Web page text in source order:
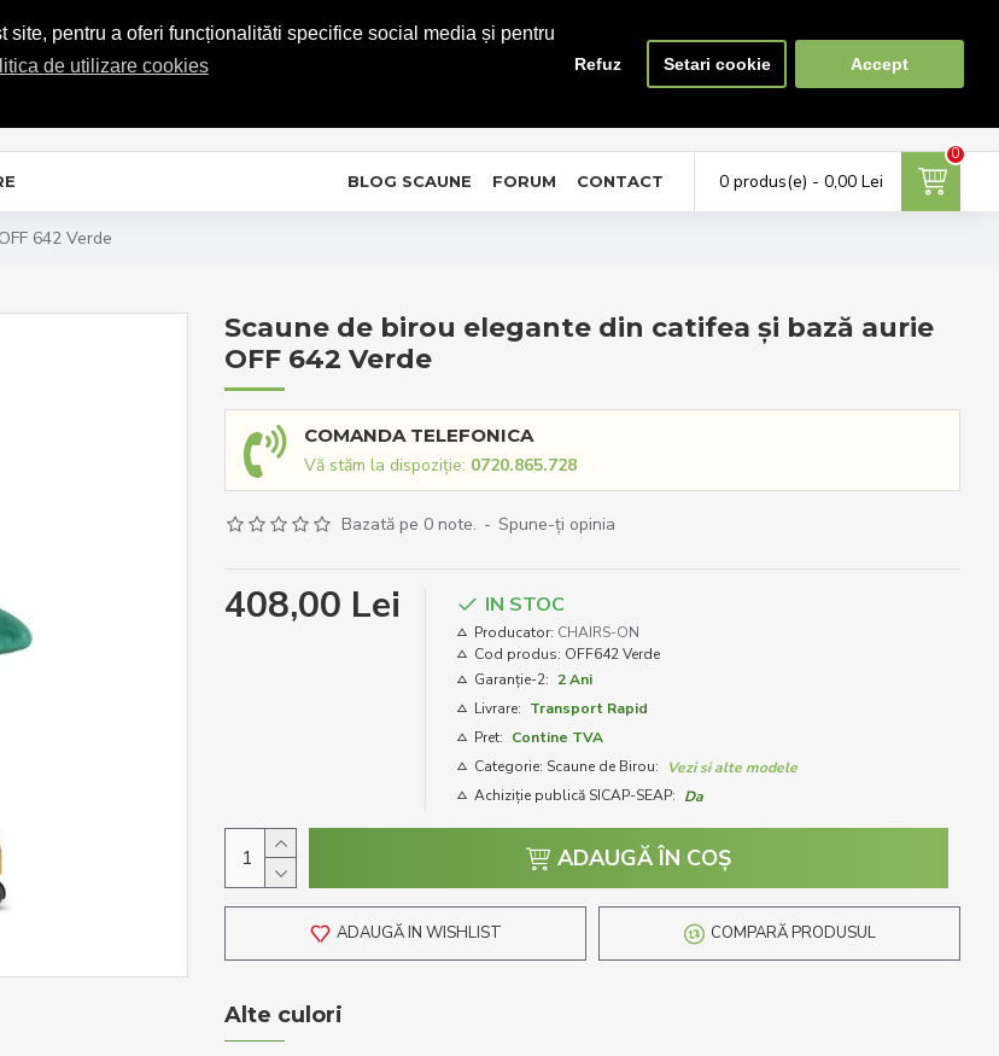
pentru a oferi funcționalităti specifice social media și pentru
de utilizare cookies Refuz Setari cookie Accept
COMENZI TELEFONICE: 0720.865.728
Favorite Compara
0
BLOG SCAUNE FORUM CONTACT 0 produs(e) - 0,00 Lei
0
642 Verde
Scaune de birou elegante din catifea și bază aurie
OFF 642 Verde
COMANDA TELEFONICA
Vă stăm la dispoziție: 0720.865.728
Bazată pe 0 note. - Spune-ţi opinia
408,00 Lei IN STOC
Producator: CHAIRS-ON
Cod produs: OFF642 Verde
Garanție-2: 2 Ani
Livrare: Transport Rapid
Pret: Contine TVA
Categorie: Scaune de Birou:
Vezi si alte modele
Achiziție publică SICAP-SEAP: Da
ADAUGĂ ÎN COŞ
ADAUGĂ IN WISHLIST COMPARĂ PRODUSUL
Alte culori